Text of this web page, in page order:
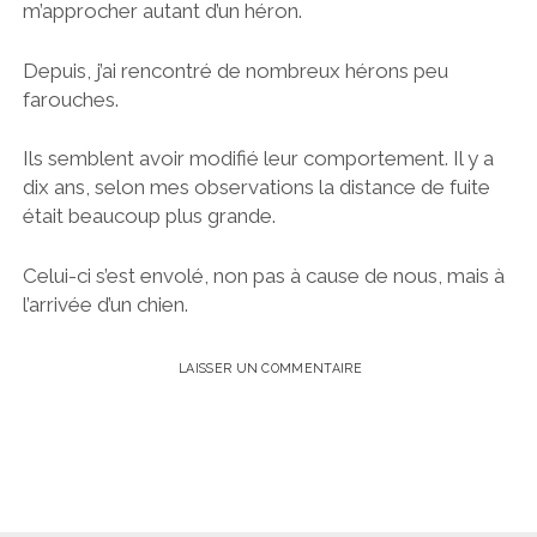
m’approcher autant d’un héron.
Depuis, j’ai rencontré de nombreux hérons peu
farouches.
Ils semblent avoir modifié leur comportement. Il y a
dix ans, selon mes observations la distance de fuite
était beaucoup plus grande.
Celui-ci s’est envolé, non pas à cause de nous, mais à
l’arrivée d’un chien.
LAISSER UN COMMENTAIRE